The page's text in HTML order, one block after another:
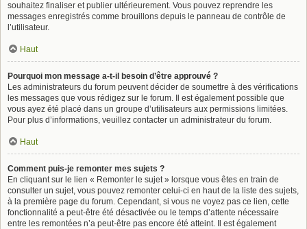
souhaitez finaliser et publier ultérieurement. Vous pouvez reprendre les
messages enregistrés comme brouillons depuis le panneau de contrôle de
l’utilisateur.
Haut
Pourquoi mon message a-t-il besoin d’être approuvé ?
Les administrateurs du forum peuvent décider de soumettre à des vérifications
les messages que vous rédigez sur le forum. Il est également possible que
vous ayez été placé dans un groupe d’utilisateurs aux permissions limitées.
Pour plus d’informations, veuillez contacter un administrateur du forum.
Haut
Comment puis-je remonter mes sujets ?
En cliquant sur le lien « Remonter le sujet » lorsque vous êtes en train de
consulter un sujet, vous pouvez remonter celui-ci en haut de la liste des sujets,
à la première page du forum. Cependant, si vous ne voyez pas ce lien, cette
fonctionnalité a peut-être été désactivée ou le temps d’attente nécessaire
entre les remontées n’a peut-être pas encore été atteint. Il est également